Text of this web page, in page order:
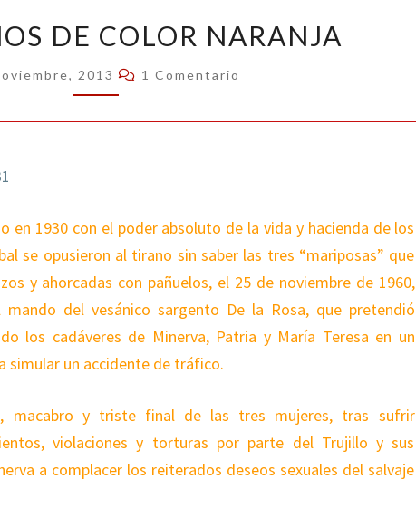
DE
COLOR
NARANJA
DE COLOR NARANJA
2013 Comentarios
1 Comentario
en 1930 con el poder absoluto de la vida y hacienda de los
se opusieron al tirano sin saber las tres “mariposas” que
y ahorcadas con pañuelos, el 25 de noviembre de 1960,
del vesánico sargento De la Rosa, que pretendió
los cadáveres de Minerva, Patria y María Teresa en un
simular un accidente de tráfico.
macabro y triste final de las tres mujeres, tras sufrir
violaciones y torturas por parte del Trujillo y sus
a complacer los reiterados deseos sexuales del salvaje